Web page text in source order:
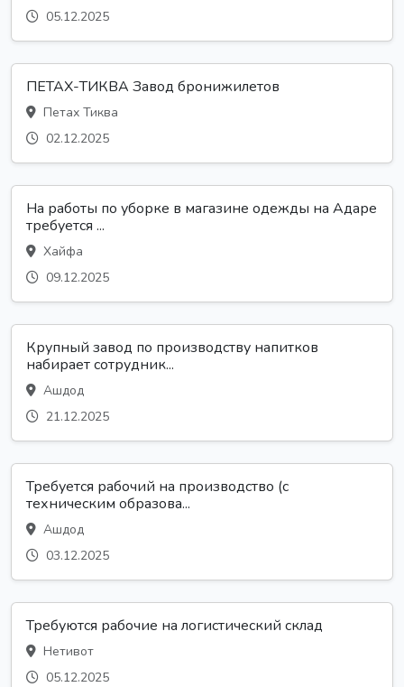
05.12.2025
ПЕТАХ-ТИКВА Завод бронижилетов
Петах Тиква
02.12.2025
На работы по уборке в магазине одежды на Адаре
требуется ...
Хайфа
09.12.2025
Крупный завод по производству напитков
набирает сотрудник...
Ашдод
21.12.2025
Требуется рабочий на производство (с
техническим образова...
Ашдод
03.12.2025
Требуются рабочие на логистический склад
Нетивот
05.12.2025